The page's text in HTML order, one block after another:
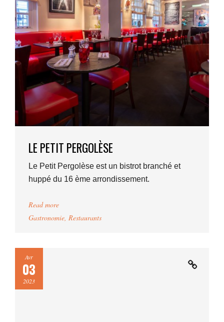
LE PETIT PERGOLÈSE
Le Petit Pergolèse est un bistrot branché et
huppé du 16 ème arrondissement.
Read more
Gastronomie, Restaurants
Avr
03
2023